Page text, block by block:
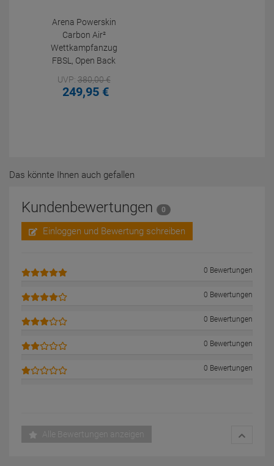
Arena Powerskin
Carbon Air²
Wettkampfanzug
FBSL, Open Back
UVP:380,00€
249,95 €
Das könnte Ihnen auch gefallen
Kundenbewertungen 0
Einloggen und Bewertung schreiben
0 Bewertungen
0 Bewertungen
0 Bewertungen
0 Bewertungen
0 Bewertungen
Alle Bewertungen anzeigen